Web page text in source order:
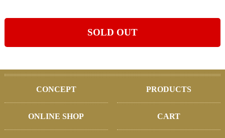
SOLD OUT
CONCEPT PRODUCTS
ONLINE SHOP CART